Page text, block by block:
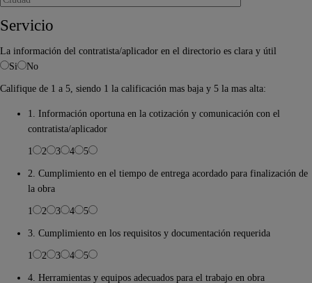
Servicio
La información del contratista/aplicador en el directorio es clara y útil
Si
No
Califique de 1 a 5, siendo 1 la calificación mas baja y 5 la mas alta:
1. Información oportuna en la cotización y comunicación con el
contratista/aplicador
1
2 3 4
5
2. Cumplimiento en el tiempo de entrega acordado para finalización de
la obra
1
2 3 4
5
3. Cumplimiento en los requisitos y documentación requerida
1
2 3 4
5
4. Herramientas y equipos adecuados para el trabajo en obra